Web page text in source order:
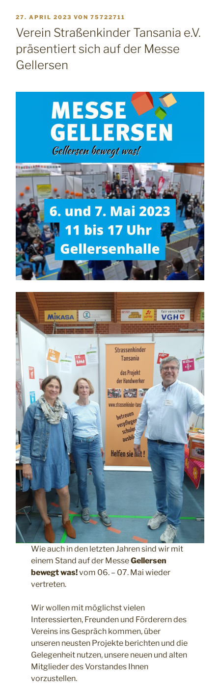
VERÖFFENTLICHT
AM
27. APRIL 2023 VON 75722711
Verein Straßenkinder Tansania e.V.
präsentiert sich auf der Messe
Gellersen
Wie auch in den letzten Jahren sind wir mit
einem Stand auf der MesseGellersen
bewegt was!vom 06. – 07. Mai wieder
vertreten.
Wir wollen mit möglichst vielen
Interessierten, Freunden und Förderern des
Vereins ins Gespräch kommen, über
unseren neusten Projekte berichten und die
Gelegenheit nutzen, unsere neuen und alten
Mitglieder des Vorstandes Ihnen
vorzustellen.